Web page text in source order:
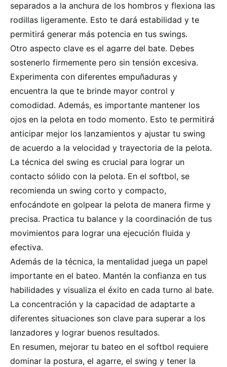
separados a la anchura de los hombros y flexiona las
rodillas ligeramente. Esto te dará estabilidad y te
permitirá generar más potencia en tus swings.
Otro aspecto clave es el agarre del bate. Debes
sostenerlo firmemente pero sin tensión excesiva.
Experimenta con diferentes empuñaduras y
encuentra la que te brinde mayor control y
comodidad. Además, es importante mantener los
ojos en la pelota en todo momento. Esto te permitirá
anticipar mejor los lanzamientos y ajustar tu swing
de acuerdo a la velocidad y trayectoria de la pelota.
La técnica del swing es crucial para lograr un
contacto sólido con la pelota. En el softbol, se
recomienda un swing corto y compacto,
enfocándote en golpear la pelota de manera firme y
precisa. Practica tu balance y la coordinación de tus
movimientos para lograr una ejecución fluida y
efectiva.
Además de la técnica, la mentalidad juega un papel
importante en el bateo. Mantén la confianza en tus
habilidades y visualiza el éxito en cada turno al bate.
La concentración y la capacidad de adaptarte a
diferentes situaciones son clave para superar a los
lanzadores y lograr buenos resultados.
En resumen, mejorar tu bateo en el softbol requiere
dominar la postura, el agarre, el swing y tener la